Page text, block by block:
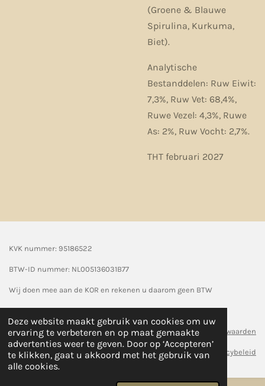
Deze website maakt gebruik van cookies om uw
ervaring te verbeteren en op maat gemaakte
advertenties weer te geven. Door op ‘Accepteren’
te klikken, gaat u akkoord met het gebruik van
alle cookies.
(Groene & Blauwe
Spirulina, Kurkuma,
Biet).
Analytische
Bestanddelen: Ruw Eiwit:
7,3%, Ruw Vet: 68,4%,
Ruwe Vezel: 4,3%, Ruwe
As: 2%, Ruw Vocht: 2,7%.
THT februari 2027
KVK nummer: 95186522
BTW-ID nummer: NL005136031B77
Wij doen mee aan de KOR en rekenen u daarom geen BTW
© 2024 Seasonpaws
Algemene voorwaarden
Privacybeleid